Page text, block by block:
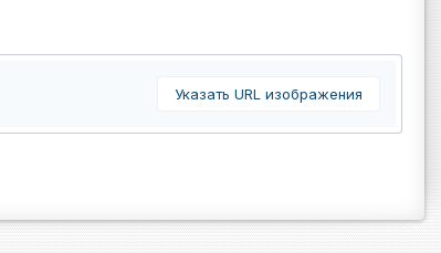
Указать URL изображения